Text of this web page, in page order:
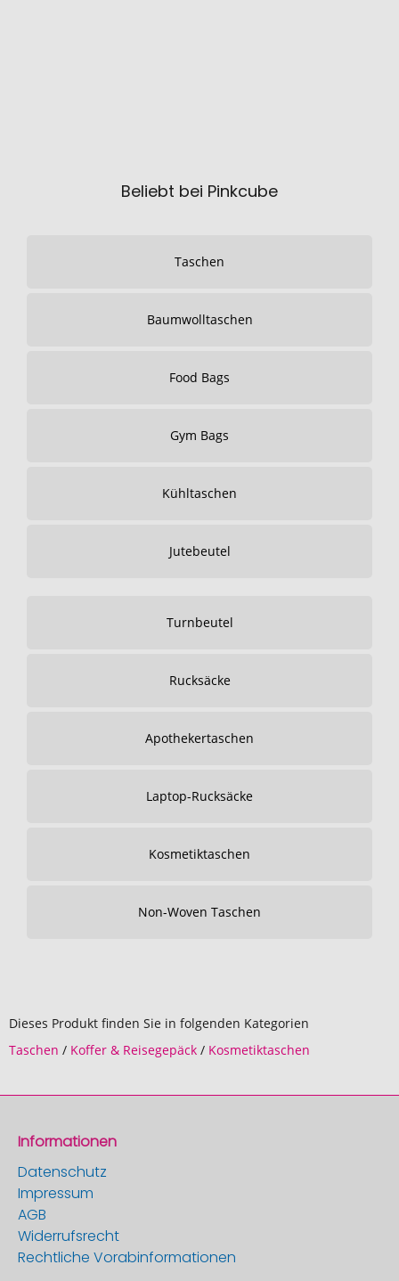
Beliebt bei Pinkcube
Taschen
Baumwolltaschen
Food Bags
Gym Bags
Kühltaschen
Jutebeutel
Turnbeutel
Rucksäcke
Apothekertaschen
Laptop-Rucksäcke
Kosmetiktaschen
Non-Woven Taschen
Dieses Produkt finden Sie in folgenden Kategorien
Taschen / Koffer & Reisegepäck / Kosmetiktaschen
Informationen
Datenschutz
Impressum
AGB
Widerrufsrecht
Rechtliche Vorabinformationen